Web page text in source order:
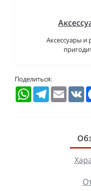
Аксессуары и
Поделиться:
WhatsAppTelegramEmail